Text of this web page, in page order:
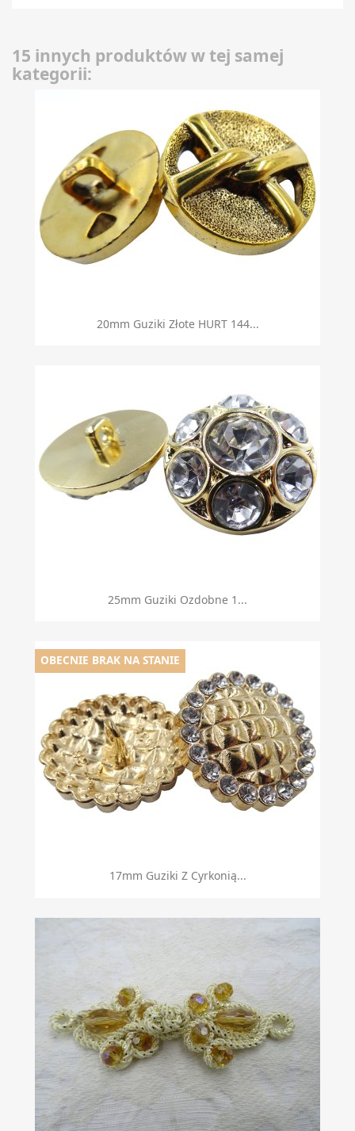
15 innych produktów w tej samej
kategorii:
20mm Guziki Złote HURT 144...
25mm Guziki Ozdobne 1...
17mm Guziki Z Cyrkonią...
OBECNIE BRAK NA STANIE